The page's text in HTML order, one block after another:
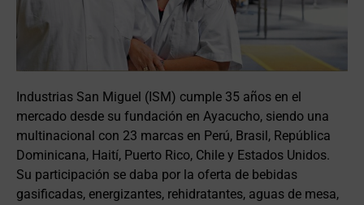
Industrias San Miguel (ISM) cumple 35 años en el
mercado desde su fundación en Ayacucho, siendo una
multinacional con 23 marcas en Perú, Brasil, República
Dominicana, Haití, Puerto Rico, Chile y Estados Unidos.
Su participación se daba por la oferta de bebidas
gasificadas, energizantes, rehidratantes, aguas de mesa,